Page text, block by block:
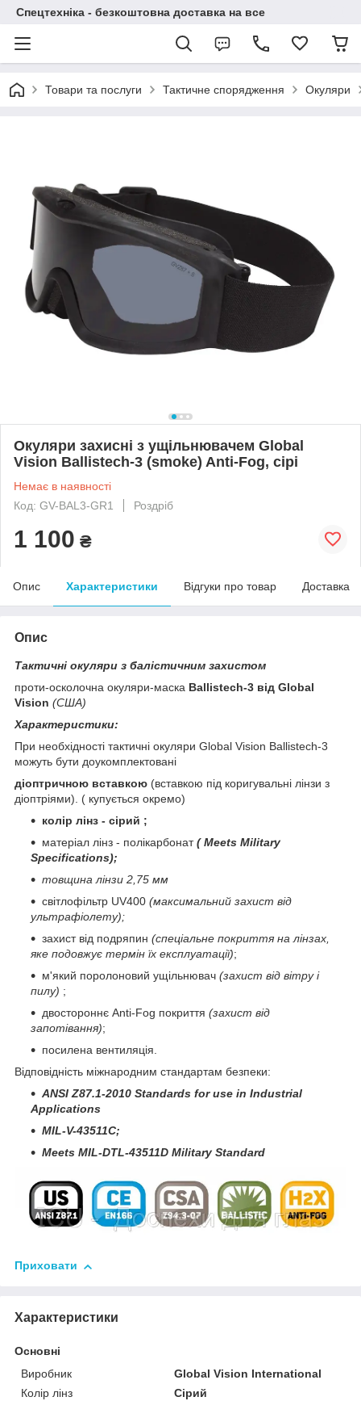
Спецтехніка - безкоштовна доставка на все
Товари та послуги Тактичне спорядження Окуляри
Окуляри захисні з ущільнювачем Global
Vision Ballistech-3 (smoke) Anti-Fog, сірі
Немає в наявності
Код: GV-BAL3-GR1
Роздріб
1 100 ₴
Опис Характеристики Відгуки про товар Доставка
Опис
Тактичні окуляри з балістичним захистом
проти-осколочна окуляри-маска Ballistech-3 від Global
Vision (США)
Характеристики:
При необхідності тактичні окуляри Global Vision Ballistech-3
можуть бути доукомплектовані
діоптричною вставкою (вставкою під коригувальні лінзи з
діоптріями). ( купується окремо)
колір лінз - сірий ;
матеріал лінз - полікарбонат(Meets Military
Specifications);
товщина лінзи 2,75 мм
світлофільтр UV400 (максимальний захист від
ультрафіолету);
захист від подряпин (спеціальне покриття на лінзах,
яке подовжує термін їх експлуатації);
м'який поролоновий ущільнювач (захист від вітру і
пилу) ;
двостороннє Anti-Fog покриття (захист від
запотівання);
посилена вентиляція.
Відповідність міжнародним стандартам безпеки:
ANSI Z87.1-2010 Standards for use in Industrial
Applications
MIL-V-43511C;
Meets MIL-DTL-43511D Military Standard
Приховати
Характеристики
Основні
Виробник
Global Vision International
Колір лінз
Сірий